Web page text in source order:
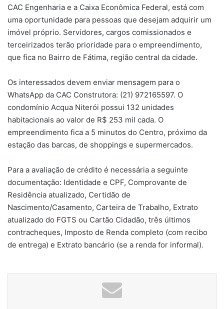
CAC Engenharia e a Caixa Econômica Federal, está com
uma oportunidade para pessoas que desejam adquirir um
imóvel próprio. Servidores, cargos comissionados e
terceirizados terão prioridade para o empreendimento,
que fica no Bairro de Fátima, região central da cidade.
Os interessados devem enviar mensagem para o
WhatsApp da CAC Construtora: (21) 972165597. O
condomínio Acqua Niterói possui 132 unidades
habitacionais ao valor de R$ 253 mil cada. O
empreendimento fica a 5 minutos do Centro, próximo da
estação das barcas, de shoppings e supermercados.
Para a avaliação de crédito é necessária a seguinte
documentação: Identidade e CPF, Comprovante de
Residência atualizado, Certidão de
Nascimento/Casamento, Carteira de Trabalho, Extrato
atualizado do FGTS ou Cartão Cidadão, três últimos
contracheques, Imposto de Renda completo (com recibo
de entrega) e Extrato bancário (se a renda for informal).